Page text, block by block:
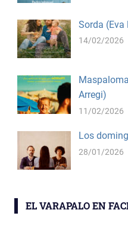
Sorda (Eva
14/02/2026
Arregi)
11/02/2026
Los
28/01/2026
EL VARAPALO EN